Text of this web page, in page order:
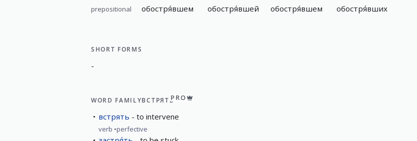
prepositional обостря́вшем обостря́вшей обостря́вшем обостря́вших
SHORT FORMS
-
WORD FAMILYВСТРЯТЬPRO
встрять to intervene
verb perfective